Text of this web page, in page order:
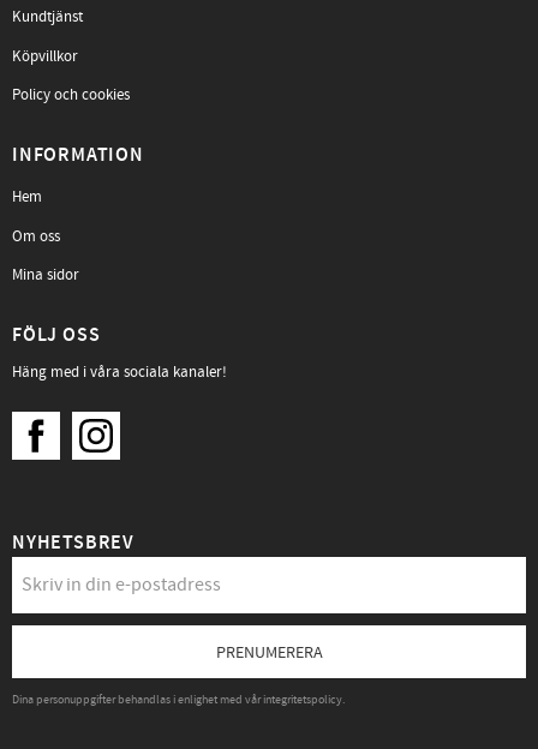
Kundtjänst
Köpvillkor
Policy och cookies
INFORMATION
Hem
Om oss
Mina sidor
FÖLJ OSS
Häng med i våra sociala kanaler!
NYHETSBREV
PRENUMERERA
Dina personuppgifter behandlas i enlighet med vårintegritetspolicy.